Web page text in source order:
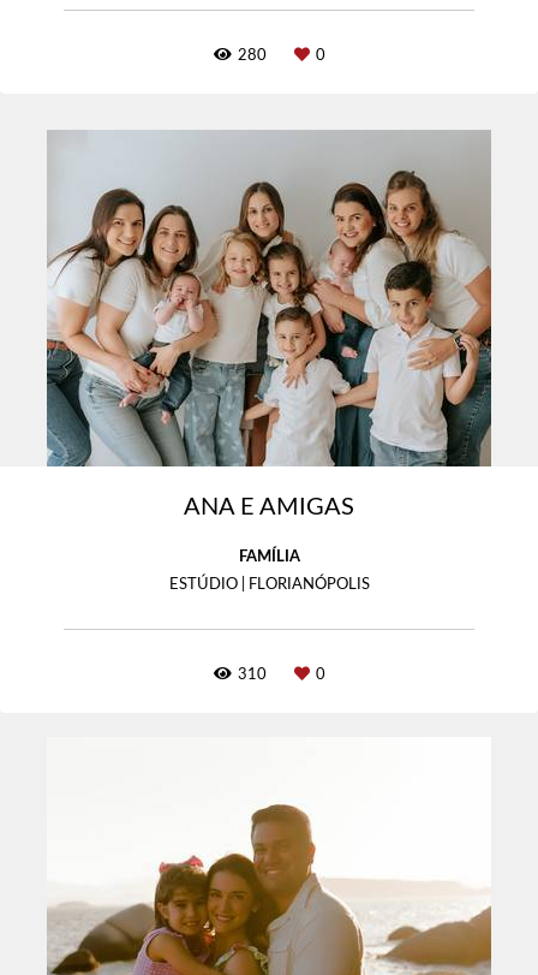
280 0
ANA E AMIGAS
FAMÍLIA
ESTÚDIO | FLORIANÓPOLIS
310 0